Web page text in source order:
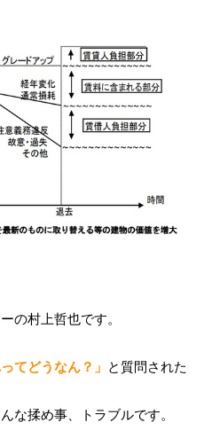
の村上哲也です。
ってどうなん？」 と質問された
な揉め事、トラブルです。